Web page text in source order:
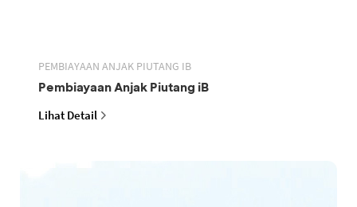
PEMBIAYAAN ANJAK PIUTANG IB
Pembiayaan Anjak Piutang iB
Lihat Detail